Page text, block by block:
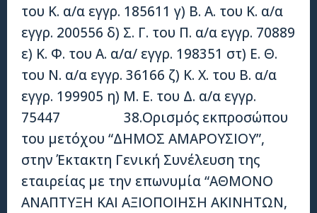
του Κ. α/α εγγρ. 185611 γ) Β. Α. του Κ. α/α
εγγρ. 200556 δ) Σ. Γ. του Π. α/α εγγρ. 70889
ε) Κ. Φ. του Α. α/α/ εγγρ. 198351 στ) Ε. Θ.
του Ν. α/α εγγρ. 36166 ζ) Κ. Χ. του Β. α/α
εγγρ. 199905 η) Μ. Ε. του Δ. α/α εγγρ.
75447 38.Ορισμός εκπροσώπου
του μετόχου “ΔΗΜΟΣ ΑΜΑΡΟΥΣΙΟΥ”,
στην Έκτακτη Γενική Συνέλευση της
εταιρείας με την επωνυμία “ΑΘΜΟΝΟ
ΑΝΑΠΤΥΞΗ ΚΑΙ ΑΞΙΟΠΟΙΗΣΗ ΑΚΙΝΗΤΩΝ,